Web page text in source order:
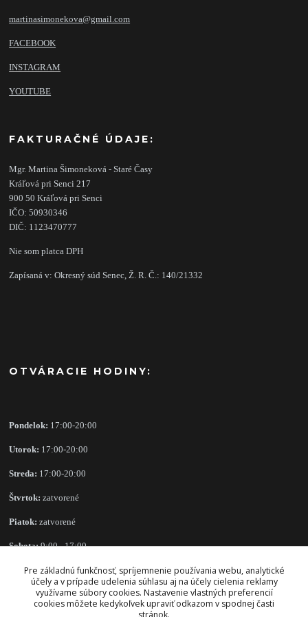
martinasimonekova@gmail.com
FACEBOOK
INSTAGRAM
YOUTUBE
FAKTURAČNÉ ÚDAJE:
Mgr. Martina Šimoneková - Staré Časy
Kráľová pri Senci 217
900 50 Kráľová pri Senci
IČO: 50930346
DIČ: 1123470777
Nie som platca DPH
Zapísaná v: Okresný súd Senec, Ž. R. Č.: 140/21332
OTVÁRACIE HODINY:
Pondelok: 17:00-20:00
Utorok: 17:00-20:00
Streda: 17:00-20:00
Štvrtok: zatvorené
Piatok: zatvorené
Sobota:9:00 - 17:00
Nedeľa: zatvorené
Pre základnú funkčnosť, spríjemnenie používania webu, analytické
účely a v prípade udelenia súhlasu aj na účely cielenia reklamy
využívame súbory cookies. Nastavenie vlastných preferencií
cookies môžete kedykoľvek upraviť odkazom v spodnej časti
stránok.